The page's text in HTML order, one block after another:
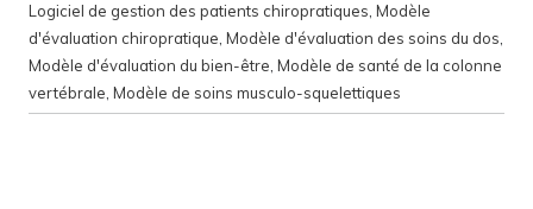
Logiciel de gestion des patients chiropratiques Modèle
d'évaluation chiropratique Modèle d'évaluation des soins du dos
Modèle d'évaluation du bien-être Modèle de santé de la colonne
vertébrale Modèle de soins musculo-squelettiques